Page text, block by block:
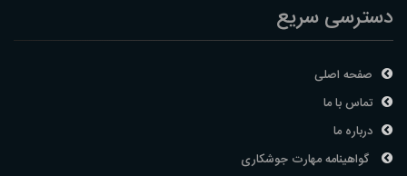
دسترسی سریع
صفحه اصلی
تماس با ما
درباره ما
گواهینامه مهارت جوشکاری